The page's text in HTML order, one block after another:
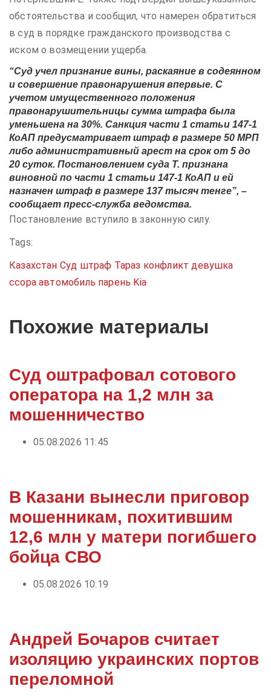
обстоятельства и сообщил, что намерен обратиться
в суд в порядке гражданского производства с
иском о возмещении ущерба.
“Суд учел признание вины, раскаяние в содеянном
и совершение правонарушения впервые. С
учетом имущественного положения
правонарушительницы сумма штрафа была
уменьшена на 30%. Санкция части 1 статьи 147-1
КоАП предусматривает штраф в размере 50 МРП
либо административный арест на срок от 5 до
20 суток. Постановлением суда Т. признана
виновной по части 1 статьи 147-1 КоАП и ей
назначен штраф в размере 137 тысяч тенге”, –
сообщает пресс-служба ведомства.
Постановление вступило в законную силу.
Tags:
Казахстан Суд штраф Тараз конфликт девушка
ссораавтомобиль парень Kia
Похожие материалы
Суд оштрафовал сотового
оператора на 1,2 млн за
мошенничество
05.08.2026 11:45
В Казани вынесли приговор
мошенникам, похитившим
12,6 млн у матери погибшего
бойца СВО
05.08.2026 10:19
Андрей Бочаров считает
изоляцию украинских портов
переломной